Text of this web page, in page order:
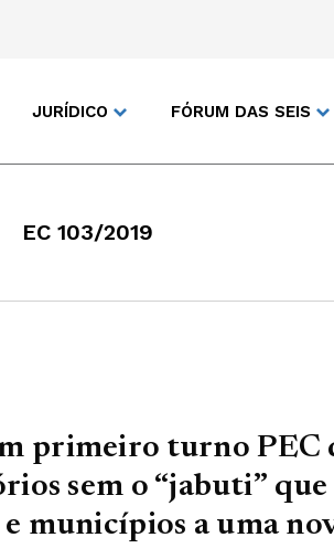
JURÍDICO FÓRUM DAS SEIS
EC 103/2019
primeiro turno PEC
sem o “jabuti” que
municípios a uma